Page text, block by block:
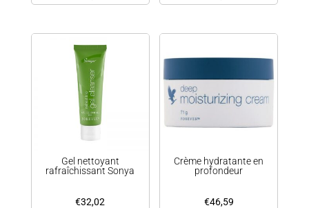
Gel nettoyant
rafraîchissant Sonya
€32,02
Crème hydratante en
profondeur
€46,59